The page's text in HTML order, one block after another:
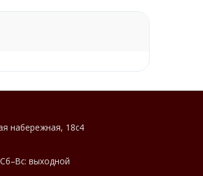
набережная, 18с4
выходной